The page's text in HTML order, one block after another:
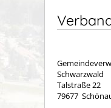
Schwarzwald
Talstraße 22
79677